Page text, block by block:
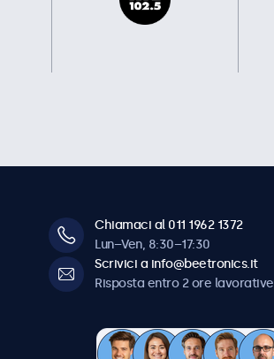
Chiamaci al 011 1962 1372
Lun–Ven, 8:30–17:30
Scrivici a info@beetronics.it
Risposta entro 2 ore lavorative